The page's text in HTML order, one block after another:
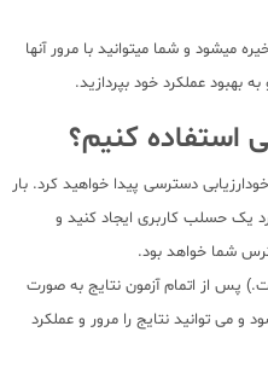
میشود و شما میتوانید با مرور آنها
بهبود عملکرد خود بپردازید.
استفاده کنیم؟
دسترسی پیدا خواهید کرد. بار
یک حسلب کاربری ایجاد کنید و
شما خواهد بود.
از اتمام آزمون نتایج به صورت
می توانید نتایج را مرور و عملکرد